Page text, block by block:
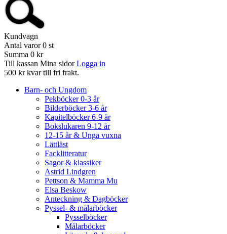
Kundvagn
Antal varor 0 st
Summa 0 kr
Till kassan Mina sidor Logga in
500 kr kvar till fri frakt.
Barn- och Ungdom
Pekböcker 0-3 år
Bilderböcker 3-6 år
Kapitelböcker 6-9 år
Bokslukaren 9-12 år
12-15 år & Unga vuxna
Lättläst
Facklitteratur
Sagor & klassiker
Astrid Lindgren
Pettson & Mamma Mu
Elsa Beskow
Anteckning & Dagböcker
Pyssel- & målarböcker
Pysselböcker
Målarböcker